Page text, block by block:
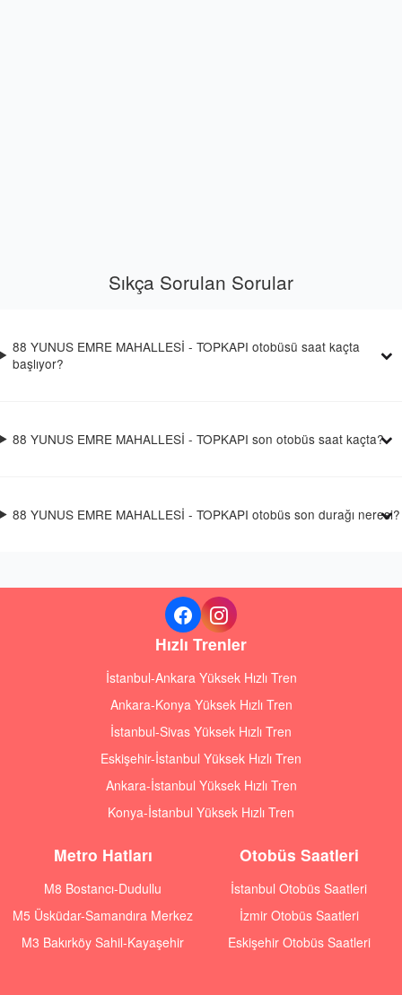
Sıkça Sorulan Sorular
88 YUNUS EMRE MAHALLESİ - TOPKAPI otobüsü saat kaçta
başlıyor?
88 YUNUS EMRE MAHALLESİ - TOPKAPI son otobüs saat kaçta?
88 YUNUS EMRE MAHALLESİ - TOPKAPI otobüs son durağı neresi?
Hızlı Trenler
İstanbul-Ankara Yüksek Hızlı Tren
Ankara-Konya Yüksek Hızlı Tren
İstanbul-Sivas Yüksek Hızlı Tren
Eskişehir-İstanbul Yüksek Hızlı Tren
Ankara-İstanbul Yüksek Hızlı Tren
Konya-İstanbul Yüksek Hızlı Tren
Metro Hatları
M8 Bostancı-Dudullu
M5 Üsküdar-Samandıra Merkez
M3 Bakırköy Sahil-Kayaşehir
Otobüs Saatleri
İstanbul Otobüs Saatleri
İzmir Otobüs Saatleri
Eskişehir Otobüs Saatleri